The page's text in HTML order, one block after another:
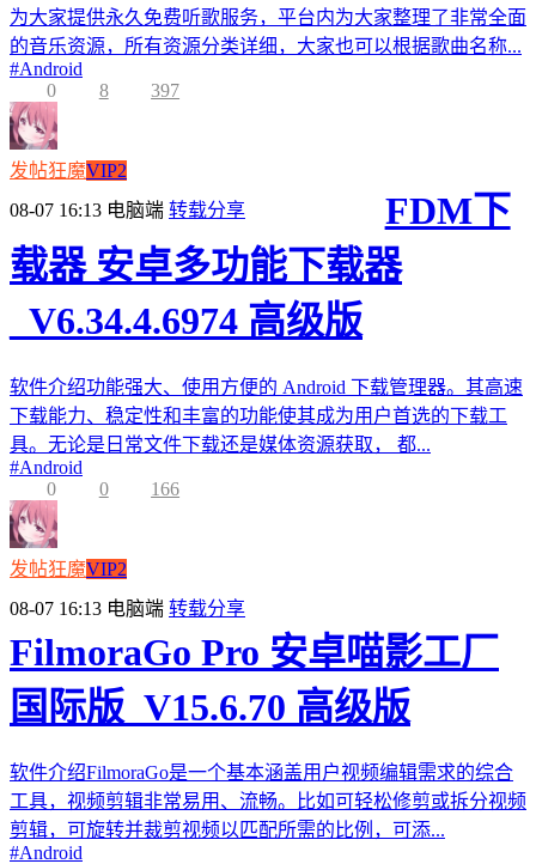
为大家提供永久免费听歌服务，平台内为大家整理了非常全面
的音乐资源，所有资源分类详细，大家也可以根据歌曲名称...
#Android
0
8 397
发帖狂魔VIP2
08-07 16:13 电脑端 转载分享
FDM下
载器 安卓多功能下载器
_V6.34.4.6974 高级版
软件介绍功能强大、使用方便的 Android 下载管理器。其高速
下载能力、稳定性和丰富的功能使其成为用户首选的下载工
具。无论是日常文件下载还是媒体资源获取， 都...
#Android
0
0 166
发帖狂魔VIP2
08-07 16:13 电脑端 转载分享
FilmoraGo Pro 安卓喵影工厂
国际版_V15.6.70 高级版
软件介绍FilmoraGo是一个基本涵盖用户视频编辑需求的综合
工具，视频剪辑非常易用、流畅。比如可轻松修剪或拆分视频
剪辑，可旋转并裁剪视频以匹配所需的比例，可添...
#Android